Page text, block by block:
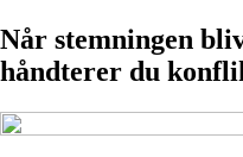
Når stemningen
håndterer du